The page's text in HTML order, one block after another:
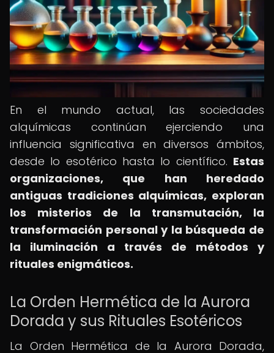
En el mundo actual, las sociedades
alquímicas continúan ejerciendo una
influencia significativa en diversos ámbitos,
desde lo esotérico hasta lo científico. Estas
organizaciones, que han heredado
antiguas tradiciones alquímicas, exploran
los misterios de la transmutación, la
transformación personal y la búsqueda de
la iluminación a través de métodos y
rituales enigmáticos.
La Orden Hermética de la Aurora
Dorada y sus Rituales Esotéricos
La Orden Hermética de la Aurora Dorada,